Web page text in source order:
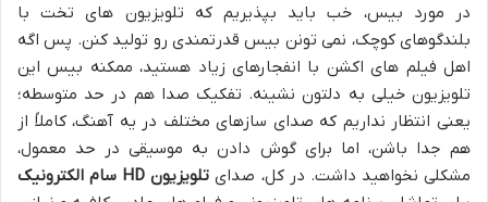
در مورد بیس، خب باید بپذیریم که تلویزیون های تخت با
بلندگوهای کوچک، نمی تونن بیس قدرتمندی رو تولید کنن. پس اگه
اهل فیلم های اکشن با انفجارهای زیاد هستید، ممکنه بیس این
تلویزیون خیلی به دلتون نشینه. تفکیک صدا هم در حد متوسطه؛
یعنی انتظار نداریم که صدای سازهای مختلف در یه آهنگ، کاملاً از
هم جدا باشن، اما برای گوش دادن به موسیقی در حد معمول،
مشکلی نخواهید داشت. در کل، صدای تلویزیون HD سام الکترونیک